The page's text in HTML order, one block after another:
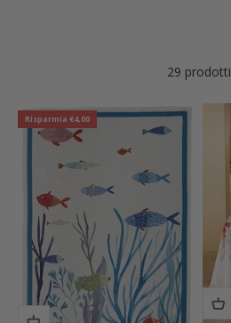
29 prodotti
Risparmia €4,00